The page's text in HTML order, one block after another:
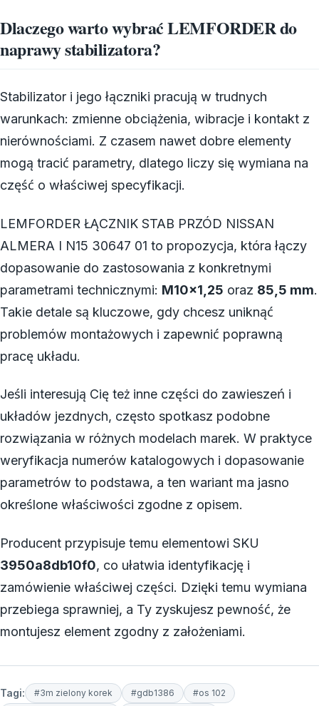
Dlaczego warto wybrać LEMFORDER do
naprawy stabilizatora?
Stabilizator i jego łączniki pracują w trudnych
warunkach: zmienne obciążenia, wibracje i kontakt z
nierównościami. Z czasem nawet dobre elementy
mogą tracić parametry, dlatego liczy się wymiana na
część o właściwej specyfikacji.
LEMFORDER ŁĄCZNIK STAB PRZÓD NISSAN
ALMERA I N15 30647 01 to propozycja, która łączy
dopasowanie do zastosowania z konkretnymi
parametrami technicznymi: M10x1,25 oraz 85,5 mm.
Takie detale są kluczowe, gdy chcesz uniknąć
problemów montażowych i zapewnić poprawną
pracę układu.
Jeśli interesują Cię też inne części do zawieszeń i
układów jezdnych, często spotkasz podobne
rozwiązania w różnych modelach marek. W praktyce
weryfikacja numerów katalogowych i dopasowanie
parametrów to podstawa, a ten wariant ma jasno
określone właściwości zgodne z opisem.
Producent przypisuje temu elementowi SKU
3950a8db10f0, co ułatwia identyfikację i
zamówienie właściwej części. Dzięki temu wymiana
przebiega sprawniej, a Ty zyskujesz pewność, że
montujesz element zgodny z założeniami.
Tagi: #3m zielony korek #gdb1386
#os 102